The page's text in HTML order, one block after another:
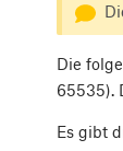
Die
65535).
Es gibt